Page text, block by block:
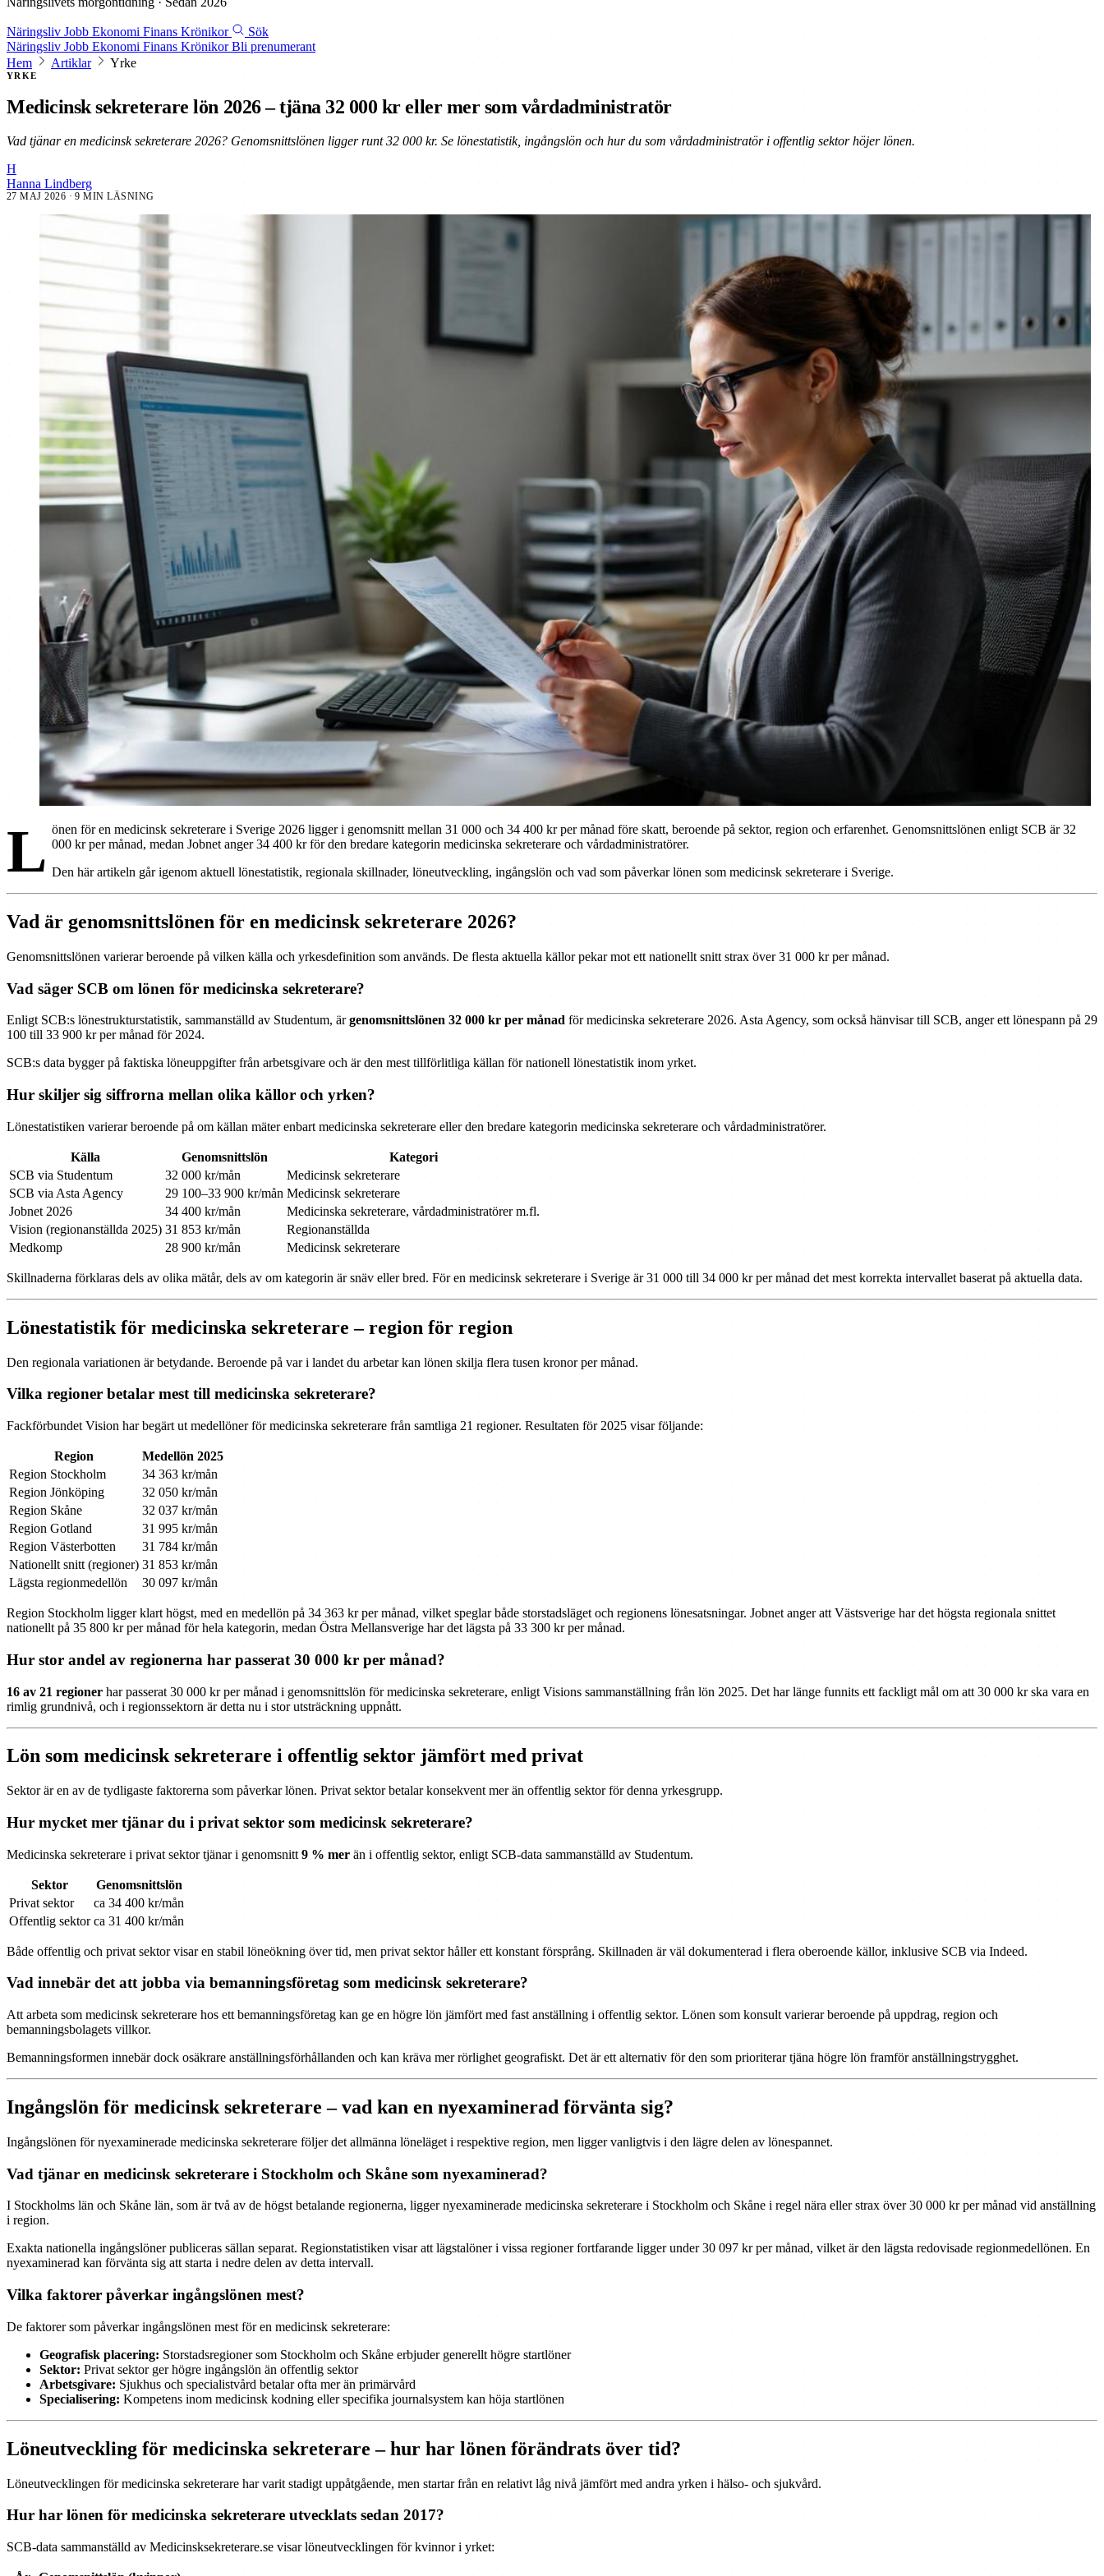
Näringsliv Jobb Ekonomi Finans Krönikor
Sök
Näringsliv Jobb Ekonomi Finans KrönikorBli prenumerant
Hem
Artiklar Yrke
YRKE
Medicinsk sekreterare lön 2026 – tjäna 32 000 kr eller mer som vårdadministratör
Vad tjänar en medicinsk sekreterare 2026? Genomsnittslönen ligger runt 32 000 kr. Se lönestatistik, ingångslön och hur du som vårdadministratör i offentlig sektor höjer lönen.
H
Hanna Lindberg
27 MAJ 2026 · 9 MIN LÄSNING
L önen för en medicinsk sekreterare i Sverige 2026 ligger i genomsnitt mellan 31 000 och 34 400 kr per månad före skatt, beroende på sektor, region och erfarenhet. Genomsnittslönen enligt SCB är 32
000 kr per månad, medan Jobnet anger 34 400 kr för den bredare kategorin medicinska sekreterare och vårdadministratörer.
Den här artikeln går igenom aktuell lönestatistik, regionala skillnader, löneutveckling, ingångslön och vad som påverkar lönen som medicinsk sekreterare i Sverige.
Vad är genomsnittslönen för en medicinsk sekreterare 2026?
Genomsnittslönen varierar beroende på vilken källa och yrkesdefinition som används. De flesta aktuella källor pekar mot ett nationellt snitt strax över 31 000 kr per månad.
Vad säger SCB om lönen för medicinska sekreterare?
Enligt SCB:s lönestrukturstatistik, sammanställd av Studentum, ärgenomsnittslönen 32 000 kr per månad för medicinska sekreterare 2026. Asta Agency, som också hänvisar till SCB, anger ett lönespann på 29
100 till 33 900 kr per månad för 2024.
SCB:s data bygger på faktiska löneuppgifter från arbetsgivare och är den mest tillförlitliga källan för nationell lönestatistik inom yrket.
Hur skiljer sig siffrorna mellan olika källor och yrken?
Lönestatistiken varierar beroende på om källan mäter enbart medicinska sekreterare eller den bredare kategorin medicinska sekreterare och vårdadministratörer.
Källa Genomsnittslön
Kategori
SCB via Studentum
32 000 kr/mån
Medicinsk sekreterare
SCB via Asta Agency
29 100–33 900 kr/mån Medicinsk sekreterare
Jobnet 2026
34 400 kr/mån
Medicinska sekreterare, vårdadministratörer m.fl.
Vision (regionanställda 2025) 31 853 kr/mån
Regionanställda
Medkomp
28 900 kr/mån Medicinsk sekreterare
Skillnaderna förklaras dels av olika mätår, dels av om kategorin är snäv eller bred. För en medicinsk sekreterare i Sverige är 31 000 till 34 000 kr per månad det mest korrekta intervallet baserat på aktuella data.
Lönestatistik för medicinska sekreterare – region för region
Den regionala variationen är betydande. Beroende på var i landet du arbetar kan lönen skilja flera tusen kronor per månad.
Vilka regioner betalar mest till medicinska sekreterare?
Fackförbundet Vision har begärt ut medellöner för medicinska sekreterare från samtliga 21 regioner. Resultaten för 2025 visar följande:
Region
Medellön 2025
Region Stockholm
34 363 kr/mån
Region Jönköping
32 050 kr/mån
Region Skåne
32 037 kr/mån
Region Gotland
31 995 kr/mån
Region Västerbotten
31 784 kr/mån
Nationellt snitt (regioner) 31 853 kr/mån
Lägsta regionmedellön
30 097 kr/mån
Region Stockholm ligger klart högst, med en medellön på 34 363 kr per månad, vilket speglar både storstadsläget och regionens lönesatsningar. Jobnet anger att Västsverige har det högsta regionala snittet
nationellt på 35 800 kr per månad för hela kategorin, medan Östra Mellansverige har det lägsta på 33 300 kr per månad.
Hur stor andel av regionerna har passerat 30 000 kr per månad?
16 av 21 regioner har passerat 30 000 kr per månad i genomsnittslön för medicinska sekreterare, enligt Visions sammanställning från lön 2025. Det har länge funnits ett fackligt mål om att 30 000 kr ska vara en
rimlig grundnivå, och i regionssektorn är detta nu i stor utsträckning uppnått.
Lön som medicinsk sekreterare i offentlig sektor jämfört med privat
Sektor är en av de tydligaste faktorerna som påverkar lönen. Privat sektor betalar konsekvent mer än offentlig sektor för denna yrkesgrupp.
Hur mycket mer tjänar du i privat sektor som medicinsk sekreterare?
Medicinska sekreterare i privat sektor tjänar i genomsnitt 9 % mer än i offentlig sektor, enligt SCB-data sammanställd av Studentum.
Sektor
Genomsnittslön
Privat sektor
ca 34 400 kr/mån
Offentlig sektor ca 31 400 kr/mån
Både offentlig och privat sektor visar en stabil löneökning över tid, men privat sektor håller ett konstant försprång. Skillnaden är väl dokumenterad i flera oberoende källor, inklusive SCB via Indeed.
Vad innebär det att jobba via bemanningsföretag som medicinsk sekreterare?
Att arbeta som medicinsk sekreterare hos ett bemanningsföretag kan ge en högre lön jämfört med fast anställning i offentlig sektor. Lönen som konsult varierar beroende på uppdrag, region och
bemanningsbolagets villkor.
Bemanningsformen innebär dock osäkrare anställningsförhållanden och kan kräva mer rörlighet geografiskt. Det är ett alternativ för den som prioriterar tjäna högre lön framför anställningstrygghet.
Ingångslön för medicinsk sekreterare – vad kan en nyexaminerad förvänta sig?
Ingångslönen för nyexaminerade medicinska sekreterare följer det allmänna löneläget i respektive region, men ligger vanligtvis i den lägre delen av lönespannet.
Vad tjänar en medicinsk sekreterare i Stockholm och Skåne som nyexaminerad?
I Stockholms län och Skåne län, som är två av de högst betalande regionerna, ligger nyexaminerade medicinska sekreterare i Stockholm och Skåne i regel nära eller strax över 30 000 kr per månad vid anställning
i region.
Exakta nationella ingångslöner publiceras sällan separat. Regionstatistiken visar att lägstalöner i vissa regioner fortfarande ligger under 30 097 kr per månad, vilket är den lägsta redovisade regionmedellönen. En
nyexaminerad kan förvänta sig att starta i nedre delen av detta intervall.
Vilka faktorer påverkar ingångslönen mest?
De faktorer som påverkar ingångslönen mest för en medicinsk sekreterare:
Geografisk placering: Storstadsregioner som Stockholm och Skåne erbjuder generellt högre startlöner
Sektor: Privat sektor ger högre ingångslön än offentlig sektor
Arbetsgivare: Sjukhus och specialistvård betalar ofta mer än primärvård
Specialisering: Kompetens inom medicinsk kodning eller specifika journalsystem kan höja startlönen
Löneutveckling för medicinska sekreterare – hur har lönen förändrats över tid?
Löneutvecklingen för medicinska sekreterare har varit stadigt uppåtgående, men startar från en relativt låg nivå jämfört med andra yrken i hälso- och sjukvård.
Hur har lönen för medicinska sekreterare utvecklats sedan 2017?
SCB-data sammanställd av Medicinsksekreterare.se visar löneutvecklingen för kvinnor i yrket: